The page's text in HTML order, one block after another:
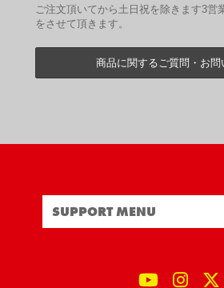
ご注文頂いてから土日祝を除きます3営
をさせて頂きます。
商品に関するご質問・お問
SUPPORT MENU